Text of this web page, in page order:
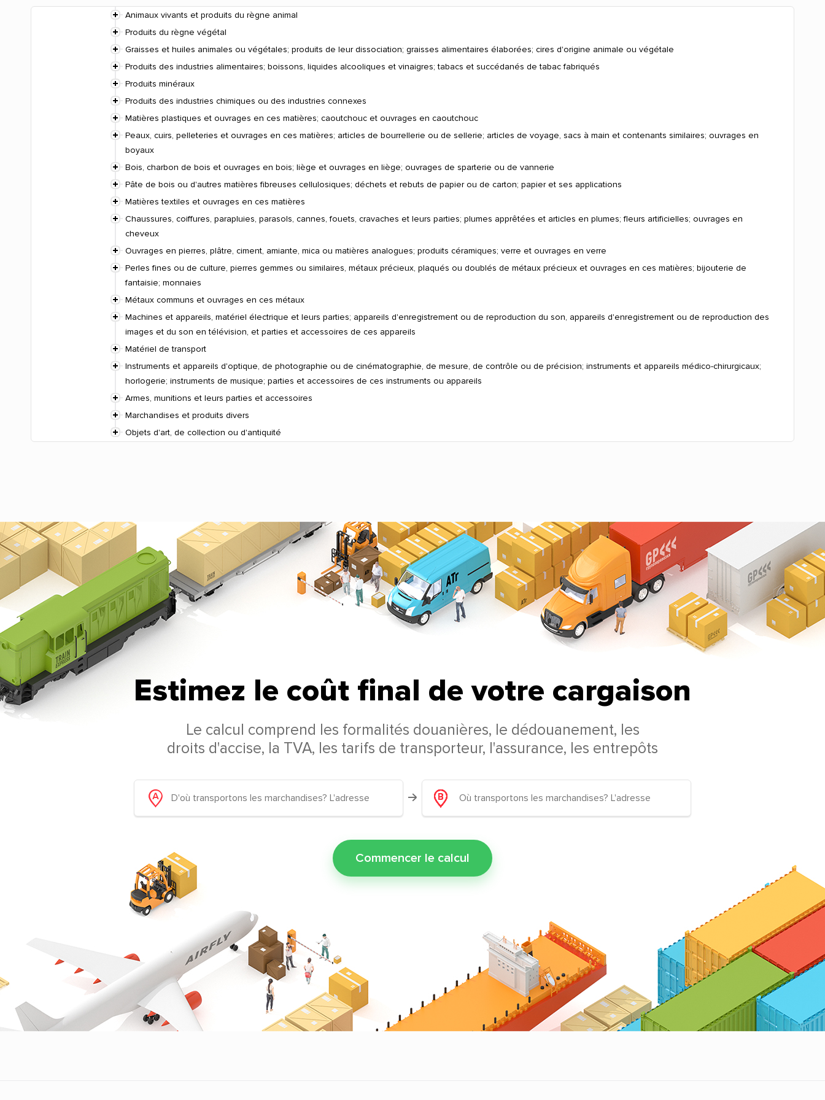
Animaux vivants et produits du règne animal
Produits du règne végétal
Graisses et huiles animales ou végétales; produits de leur dissociation; graisses alimentaires élaborées; cires d'origine animale ou végétale
Produits des industries alimentaires; boissons, liquides alcooliques et vinaigres; tabacs et succédanés de tabac fabriqués
Produits minéraux
Produits des industries chimiques ou des industries connexes
Matières plastiques et ouvrages en ces matières; caoutchouc et ouvrages en caoutchouc
Peaux, cuirs, pelleteries et ouvrages en ces matières; articles de bourrellerie ou de sellerie; articles de voyage, sacs à main et contenants similaires; ouvrages en
boyaux
Bois, charbon de bois et ouvrages en bois; liège et ouvrages en liège; ouvrages de sparterie ou de vannerie
Pâte de bois ou d'autres matières fibreuses cellulosiques; déchets et rebuts de papier ou de carton; papier et ses applications
Matières textiles et ouvrages en ces matières
Chaussures, coiffures, parapluies, parasols, cannes, fouets, cravaches et leurs parties; plumes apprêtées et articles en plumes; fleurs artificielles; ouvrages en
cheveux
Ouvrages en pierres, plâtre, ciment, amiante, mica ou matières analogues; produits céramiques; verre et ouvrages en verre
Perles fines ou de culture, pierres gemmes ou similaires, métaux précieux, plaqués ou doublés de métaux précieux et ouvrages en ces matières; bijouterie de
fantaisie; monnaies
Métaux communs et ouvrages en ces métaux
Machines et appareils, matériel électrique et leurs parties; appareils d'enregistrement ou de reproduction du son, appareils d'enregistrement ou de reproduction des
images et du son en télévision, et parties et accessoires de ces appareils
Matériel de transport
Instruments et appareils d'optique, de photographie ou de cinématographie, de mesure, de contrôle ou de précision; instruments et appareils médico-chirurgicaux;
horlogerie; instruments de musique; parties et accessoires de ces instruments ou appareils
Armes, munitions et leurs parties et accessoires
Marchandises et produits divers
Objets d'art, de collection ou d'antiquité
Estimez le coût final de votre cargaison
Le calcul comprend les formalités douanières, le dédouanement, les
droits d'accise, la TVA, les tarifs de transporteur, l'assurance, les entrepôts
Commencer le calcul